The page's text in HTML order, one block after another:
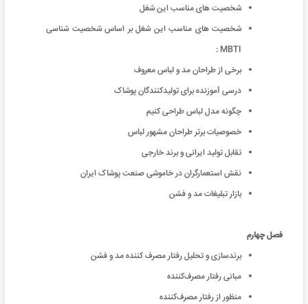
شخصیت های مناسب این شغل
شخصیت های مناسب این شغل بر اساس شخصیت شناسی
MBTI :
برخی از طراحان مد و لباس معروف
درسی آموزنده برای تولیدکنندگان پوشاک
چگونه مدل لباس طراحی کنیم
خصوصیات برتر طراحان مشهور لباس
تقابل توليد ايرانی و برند خارجی
نقش استعمارگران در خاموشی صنعت پوشاک ایران
بازار تبليغات مد و فشن
فصل چهارم
برندسازی و تحلیل رفتار مصرف کننده مد و فشن
مبانی رفتار مصرف‌کننده
منظور از رفتار مصرف‌کننده